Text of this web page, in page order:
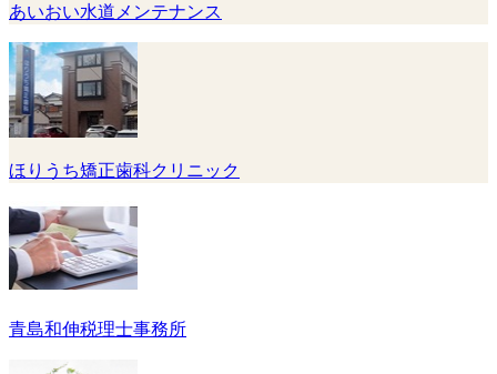
あいおい水道メンテナンス
ほりうち矯正歯科クリニック
青島和伸税理士事務所